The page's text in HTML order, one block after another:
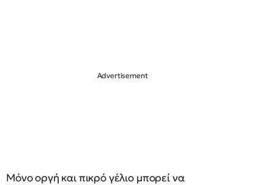
Μόνο οργή και πικρό γέλιο μπορεί να